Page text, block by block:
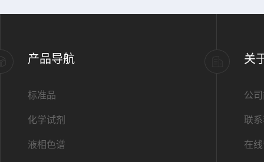
产品导航
标准品
化学试剂
液相色谱
关
公
联
在